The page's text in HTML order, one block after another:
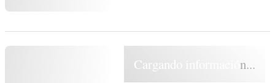
Cargando información...